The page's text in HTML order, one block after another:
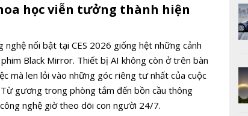
học viễn tưởng thành hiện
nghệ nổi bật tại CES 2026 giống hệt những cảnh
Black Mirror. Thiết bị AI không còn ở trên bàn
mà len lỏi vào những góc riêng tư nhất của cuộc
gương trong phòng tắm đến bồn cầu thông
nghệ giờ theo dõi con người 24/7.